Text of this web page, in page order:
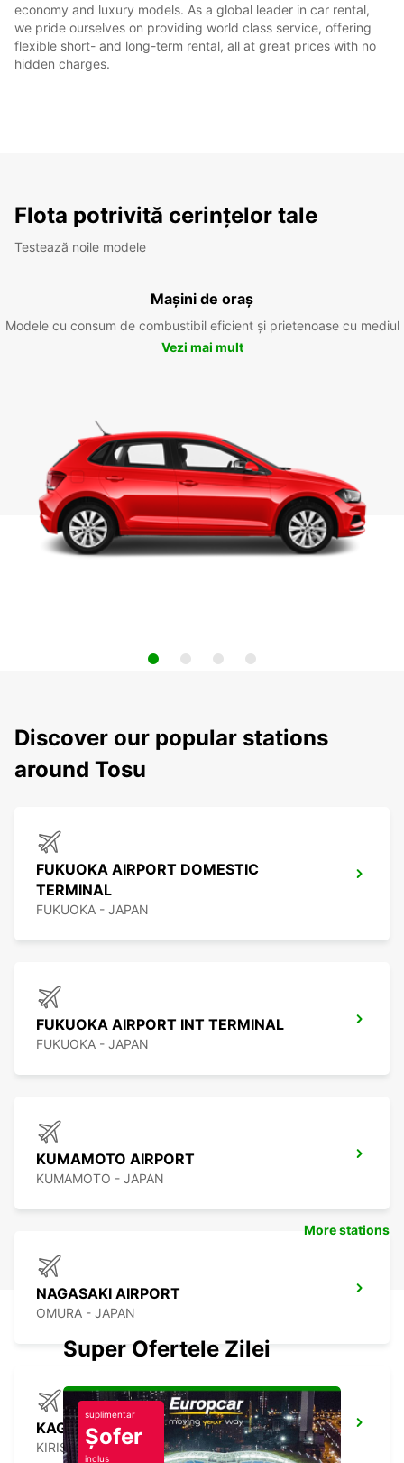
economy and luxury models. As a global leader in car rental,
we pride ourselves on providing world class service, offering
flexible short- and long-term rental, all at great prices with no
hidden charges.
Flota potrivită cerințelor tale
Testează noile modele
Mașini de oraș
Modele cu consum de combustibil eficient și prietenoase cu mediul
Vezi mai mult
Discover our popular stations
around Tosu
FUKUOKA AIRPORT DOMESTIC
TERMINAL
FUKUOKA - JAPAN
FUKUOKA AIRPORT INT TERMINAL
FUKUOKA - JAPAN
KUMAMOTO AIRPORT
KUMAMOTO - JAPAN
NAGASAKI AIRPORT
OMURA - JAPAN
KAGOSHIMA AIRPORT
KIRISHIMA - JAPAN
More stations
Super Ofertele Zilei
suplimentar
Șofer
inclus